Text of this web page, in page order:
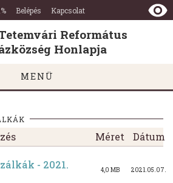
Belépés Kapcsolat
Református
Honlapja
MENÜ
Méret Dátum
- 2021.
4,0 MB 2021.05.07.